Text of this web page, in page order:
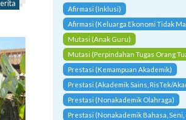
Afirmasi (Inklusi)
Afirmasi (Keluarga Ekonomi Tidak
Mutasi (Anak Guru)
Mutasi (Perpindahan Tugas Orang
Prestasi (Kemampuan Akademik)
Prestasi (Akademik Sains, RisTek/
Prestasi (Nonakademik Olahraga)
Prestasi (Nonakademik Bahasa,